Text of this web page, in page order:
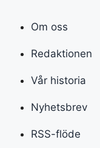
Om oss
Redaktionen
Vår historia
Nyhetsbrev
RSS-flöde